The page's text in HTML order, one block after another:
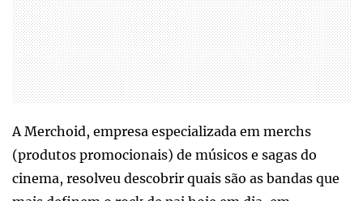
A Merchoid, empresa especializada em merchs
(produtos promocionais) de músicos e sagas do
cinema, resolveu descobrir quais são as bandas que